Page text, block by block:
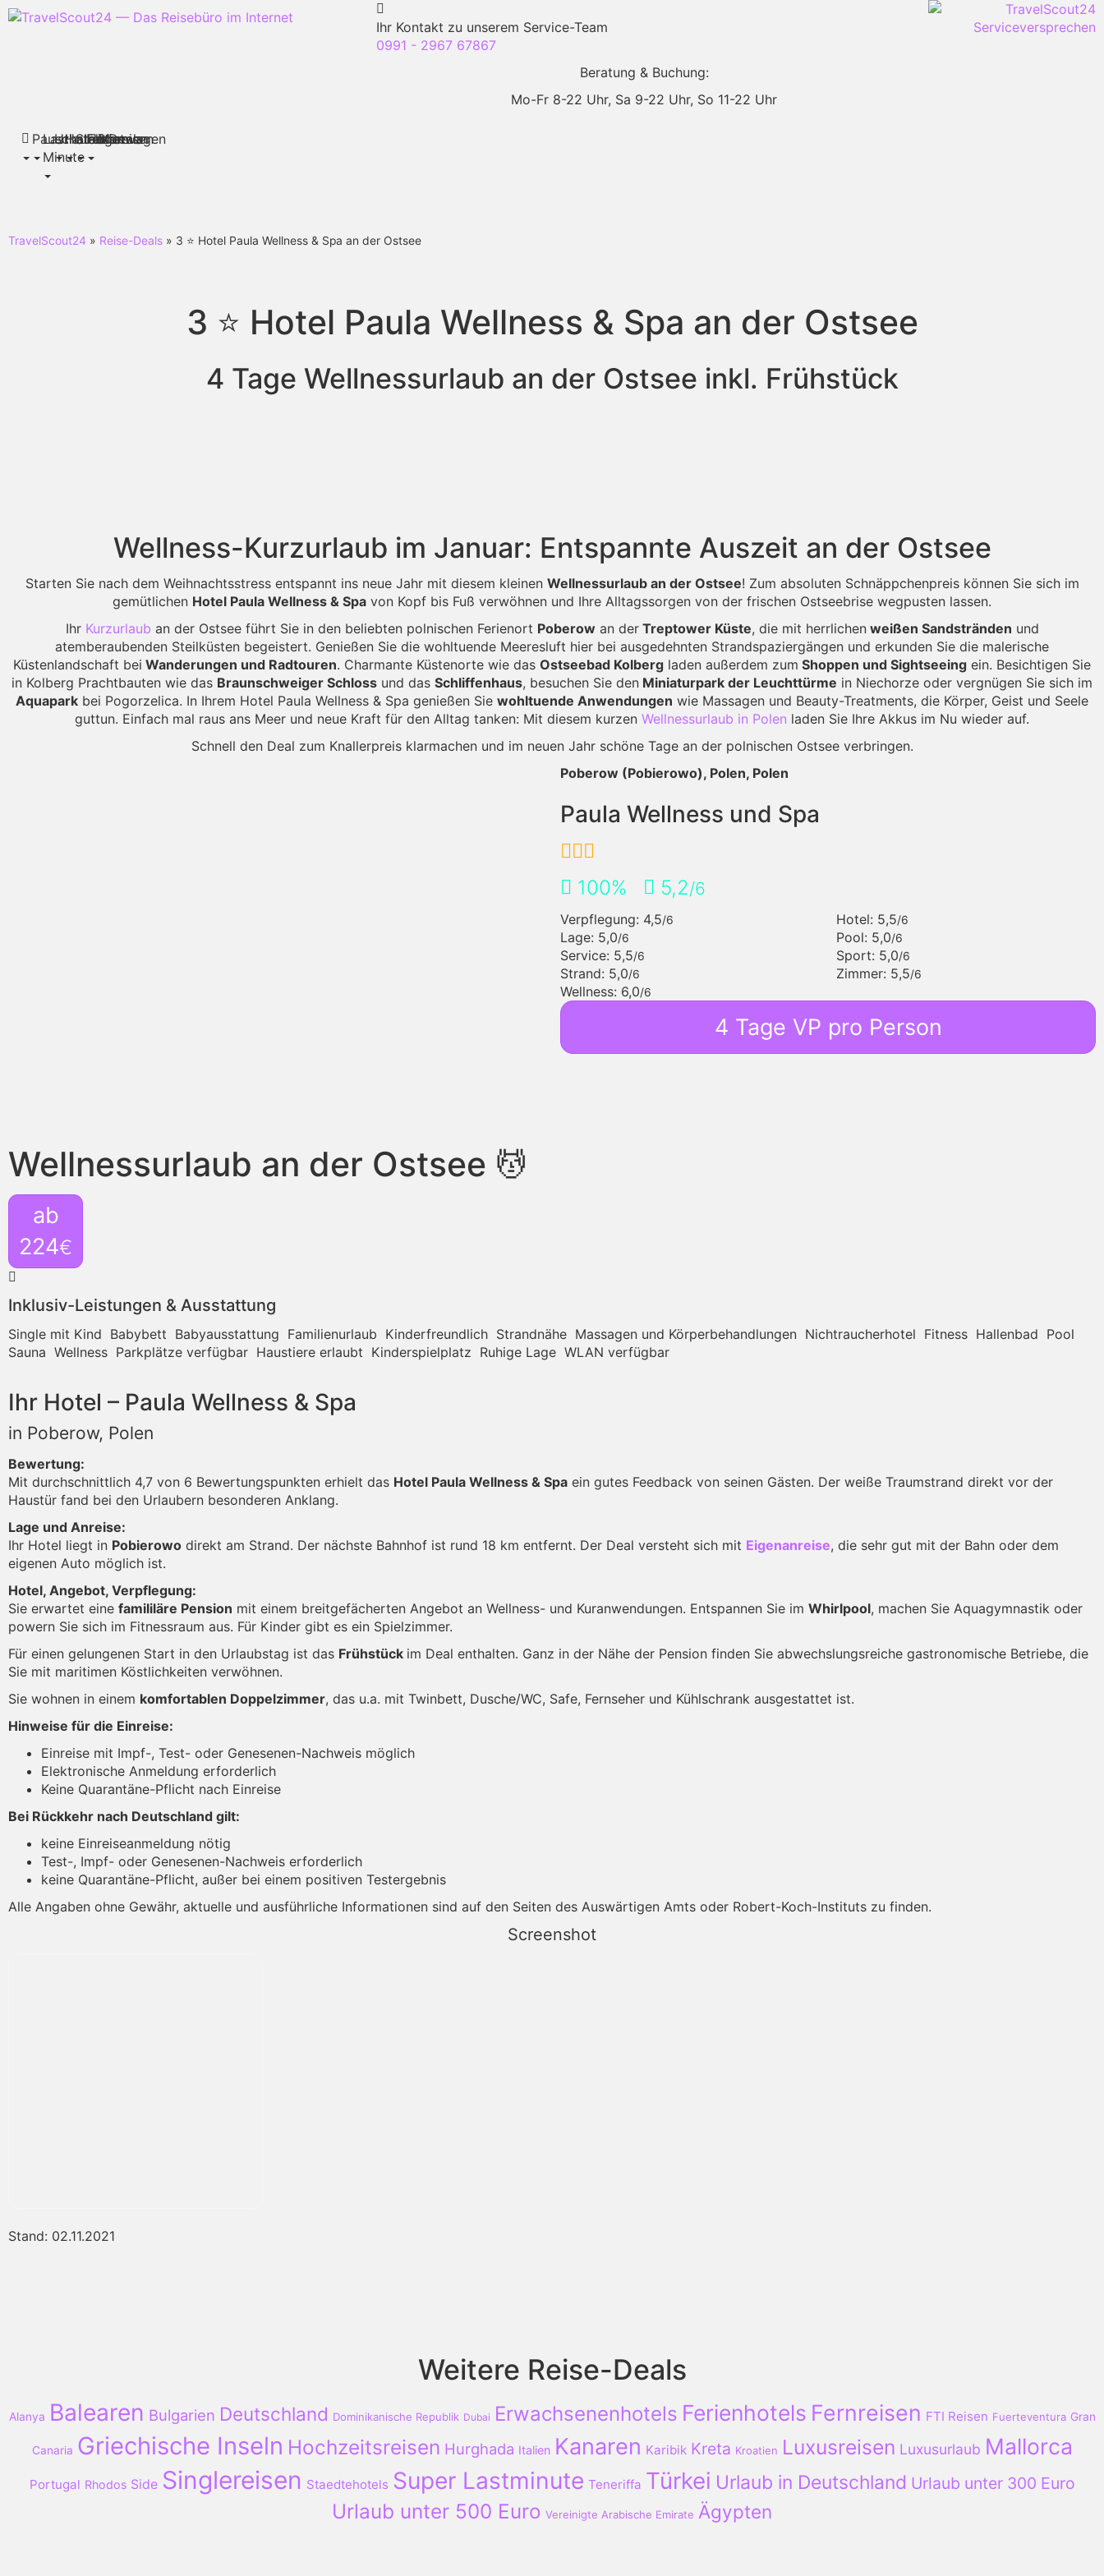
Ihr Kontakt zu unserem Service-Team
0991 - 2967 67867
Beratung & Buchung:
Mo-Fr 8-22 Uhr, Sa 9-22 Uhr, So 11-22 Uhr
Pauschalreisen
Last
Minute
Urlaubsthemen
Hotels
Städtereisen
Flüge
Mietwagen
Deals
TravelScout24 » Reise-Deals » 3 ⭐ Hotel Paula Wellness & Spa an der Ostsee
3 ⭐ Hotel Paula Wellness & Spa an der Ostsee
4 Tage Wellnessurlaub an der Ostsee inkl. Frühstück
Wellness-Kurzurlaub im Januar: Entspannte Auszeit an der Ostsee
Starten Sie nach dem Weihnachtsstress entspannt ins neue Jahr mit diesem kleinen Wellnessurlaub an der Ostsee! Zum absoluten Schnäppchenpreis können Sie sich im
gemütlichen Hotel Paula Wellness & Spa von Kopf bis Fuß verwöhnen und Ihre Alltagssorgen von der frischen Ostseebrise wegpusten lassen.
Ihr Kurzurlaub an der Ostsee führt Sie in den beliebten polnischen Ferienort Poberow an derTreptower Küste, die mit herrlichenweißen Sandstränden und
atemberaubenden Steilküsten begeistert. Genießen Sie die wohltuende Meeresluft hier bei ausgedehnten Strandspaziergängen und erkunden Sie die malerische
Küstenlandschaft bei Wanderungen und Radtouren. Charmante Küstenorte wie das Ostseebad Kolberg laden außerdem zum Shoppen und Sightseeing ein. Besichtigen Sie
in Kolberg Prachtbauten wie das Braunschweiger Schloss und das Schliffenhaus, besuchen Sie den Miniaturpark der Leuchttürme in Niechorze oder vergnügen Sie sich im
Aquapark bei Pogorzelica. In Ihrem Hotel Paula Wellness & Spa genießen Sie wohltuende Anwendungen wie Massagen und Beauty-Treatments, die Körper, Geist und Seele
guttun. Einfach mal raus ans Meer und neue Kraft für den Alltag tanken: Mit diesem kurzen Wellnessurlaub in Polen laden Sie Ihre Akkus im Nu wieder auf.
Schnell den Deal zum Knallerpreis klarmachen und im neuen Jahr schöne Tage an der polnischen Ostsee verbringen.
Wellnessurlaub an der Ostsee 💆
ab
224€
Poberow (Pobierowo), Polen, Polen
Paula Wellness und Spa
100% 5,2/6
Verpflegung: 4,5/6 Hotel: 5,5/6
Lage: 5,0/6 Pool: 5,0/6
Service: 5,5/6 Sport: 5,0/6
Strand: 5,0/6 Zimmer: 5,5/6
Wellness: 6,0/6
4 Tage VP pro Person
Inklusiv-Leistungen & Ausstattung
Single mit Kind Babybett Babyausstattung Familienurlaub Kinderfreundlich Strandnähe Massagen und Körperbehandlungen Nichtraucherhotel Fitness Hallenbad Pool
Sauna Wellness Parkplätze verfügbar Haustiere erlaubt Kinderspielplatz Ruhige Lage WLAN verfügbar
Ihr Hotel – Paula Wellness & Spa
in Poberow, Polen
Bewertung:
Mit durchschnittlich 4,7 von 6 Bewertungspunkten erhielt das Hotel Paula Wellness & Spa ein gutes Feedback von seinen Gästen. Der weiße Traumstrand direkt vor der
Haustür fand bei den Urlaubern besonderen Anklang.
Lage und Anreise:
Ihr Hotel liegt in Pobierowo direkt am Strand. Der nächste Bahnhof ist rund 18 km entfernt. Der Deal versteht sich mit Eigenanreise, die sehr gut mit der Bahn oder dem
eigenen Auto möglich ist.
Hotel, Angebot, Verpflegung:
Sie erwartet eine famililäre Pension mit einem breitgefächerten Angebot an Wellness- und Kuranwendungen. Entspannen Sie im Whirlpool, machen Sie Aquagymnastik oder
powern Sie sich im Fitnessraum aus. Für Kinder gibt es ein Spielzimmer.
Für einen gelungenen Start in den Urlaubstag ist das Frühstück im Deal enthalten. Ganz in der Nähe der Pension finden Sie abwechslungsreiche gastronomische Betriebe, die
Sie mit maritimen Köstlichkeiten verwöhnen.
Sie wohnen in einem komfortablen Doppelzimmer, das u.a. mit Twinbett, Dusche/WC, Safe, Fernseher und Kühlschrank ausgestattet ist.
Hinweise für die Einreise:
Einreise mit Impf-, Test- oder Genesenen-Nachweis möglich
Elektronische Anmeldung erforderlich
Keine Quarantäne-Pflicht nach Einreise
Bei Rückkehr nach Deutschland gilt:
keine Einreiseanmeldung nötig
Test-, Impf- oder Genesenen-Nachweis erforderlich
keine Quarantäne-Pflicht, außer bei einem positiven Testergebnis
Alle Angaben ohne Gewähr, aktuelle und ausführliche Informationen sind auf den Seiten des Auswärtigen Amts oder Robert-Koch-Instituts zu finden.
Screenshot
Stand: 02.11.2021
Weitere Reise-Deals
Alanya Balearen Bulgarien Deutschland Dominikanische Republik Dubai Erwachsenenhotels Ferienhotels Fernreisen FTI Reisen Fuerteventura Gran
Canaria Griechische Inseln Hochzeitsreisen Hurghada Italien Kanaren Karibik Kreta Kroatien Luxusreisen Luxusurlaub Mallorca
Portugal Rhodos Side Singlereisen Staedtehotels Super Lastminute Teneriffa Türkei Urlaub in Deutschland Urlaub unter 300 Euro
Urlaub unter 500 Euro Vereinigte Arabische Emirate Ägypten